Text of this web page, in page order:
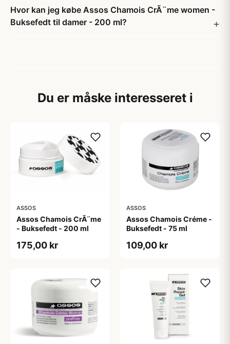
Hvor kan jeg købe Assos Chamois CrÃ¨me women -
Buksefedt til damer - 200 ml?
Du er måske interesseret i
ASSOS
Assos Chamois CrÃ¨me
- Buksefedt - 200 ml
175,00 kr
ASSOS
Assos Chamois Créme -
Buksefedt - 75 ml
109,00 kr